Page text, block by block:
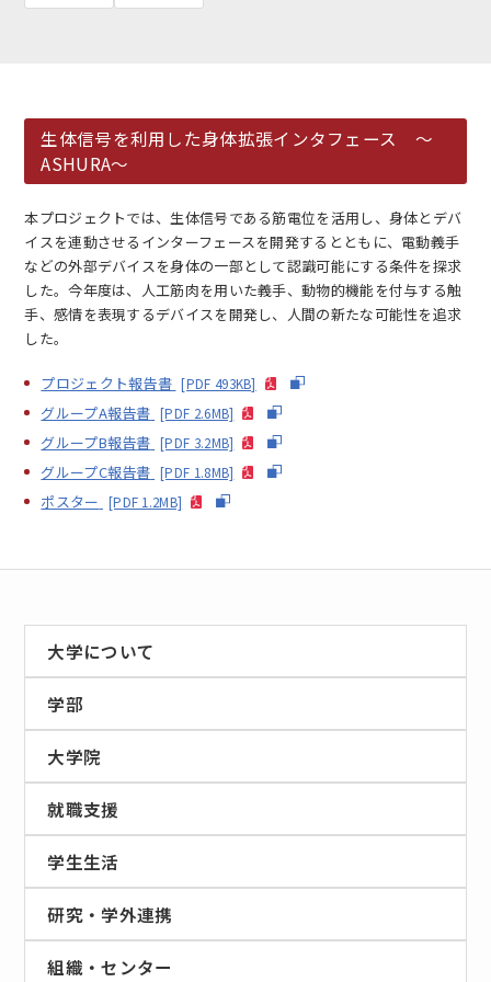
EN アクセス
生体信号を利用した身体拡張インタフェース ～
ASHURA～
本プロジェクトでは、生体信号である筋電位を活用し、身体とデバ
イスを連動させるインターフェースを開発するとともに、電動義手
などの外部デバイスを身体の一部として認識可能にする条件を探求
した。今年度は、人工筋肉を用いた義手、動物的機能を付与する触
手、感情を表現するデバイスを開発し、人間の新たな可能性を追求
した。
プロジェクト報告書 [PDF 493KB]
グループA報告書 [PDF 2.6MB]
グループB報告書 [PDF 3.2MB]
グループC報告書 [PDF 1.8MB]
ポスター [PDF 1.2MB]
大学について
学部
大学院
就職支援
学生生活
研究・学外連携
組織・センター